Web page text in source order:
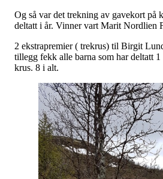
Og så var det trekning av gavekort på
deltatt i år. Vinner vart Marit Nordlien
2 ekstrapremier ( trekrus) til Birgit
tillegg fekk alle barna som har deltatt
krus. 8 i alt.